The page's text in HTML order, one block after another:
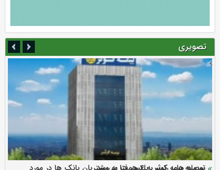
تصویری